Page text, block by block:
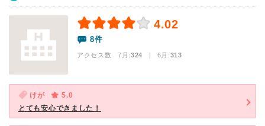
4.02
8件
アクセス数 7月:324 | 6月:313
けが
5.0
とても安心できました！